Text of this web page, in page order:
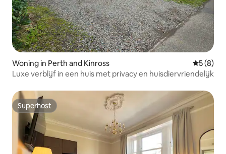
Woning in Perth and Kinross
5 (8)
Luxe verblijf in een huis met privacy en huisdiervriendelijk
Superhost
Superhost